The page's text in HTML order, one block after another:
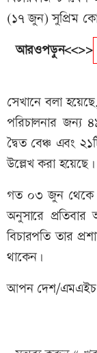
(১৭ জুন) সুপ্রিম
আরওপড়ুন<<>>
সেখানে বলা
পরিচালনার জন্য
দ্বৈত বেঞ্চ এবং
উল্লেখ করা হয়েছে।
গত ০৩ জুন থেকে
অনুসারে
বিচারপতি তার
থাকেন।
আপন দেশ/এমএইচ